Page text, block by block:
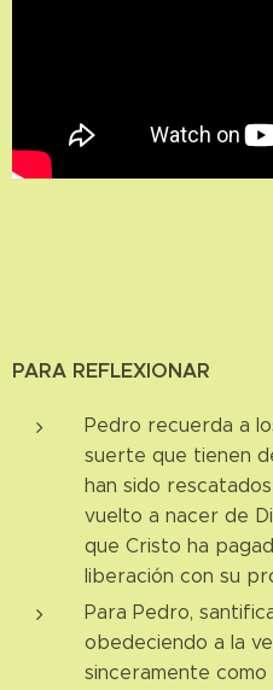
PARA REFLEXIONAR
Pedro recuerda a
suerte que tienen
han sido
vuelto a nacer de
que Cristo ha
liberación con su
Para Pedro,
obedeciendo a la
sinceramente como